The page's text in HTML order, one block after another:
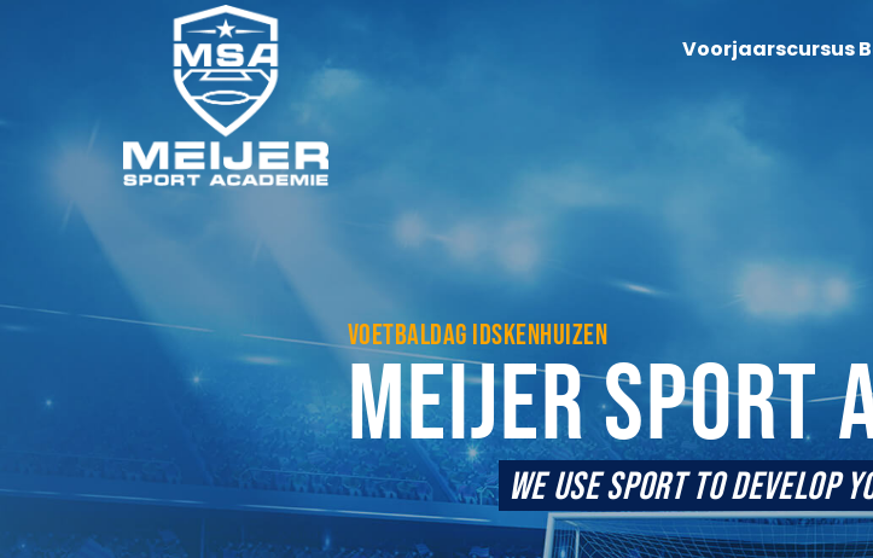
Voorjaarscursus
VOETBALDAG IDSKENHUIZEN
MEIJER SPORT
WE USE SPORT TO DEVELOP